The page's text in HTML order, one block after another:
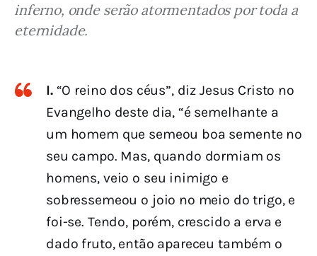
inferno, onde serão atormentados por toda a
eternidade.
I.“O reino dos céus”, diz Jesus Cristo no
Evangelho deste dia, “é semelhante a
um homem que semeou boa semente no
seu campo. Mas, quando dormiam os
homens, veio o seu inimigo e
sobressemeou o joio no meio do trigo, e
foi-se. Tendo, porém, crescido a erva e
dado fruto, então apareceu também o